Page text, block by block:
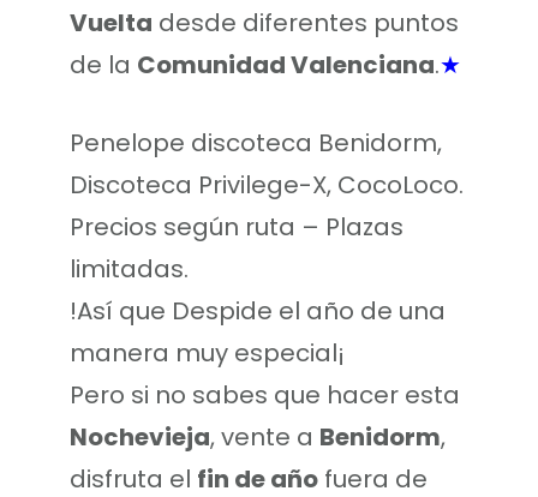
Vuelta desde diferentes puntos
de la Comunidad Valenciana.★
Penelope discoteca Benidorm,
Discoteca Privilege-X, CocoLoco.
Precios según ruta – Plazas
limitadas.
!Así que Despide el año de una
manera muy especial¡
Pero si no sabes que hacer esta
Nochevieja, vente a Benidorm,
disfruta el fin de año fuera de